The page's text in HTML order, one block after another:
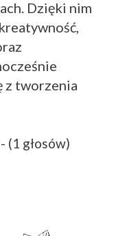
Dzięki nim
z tworzenia
(1 głosów)